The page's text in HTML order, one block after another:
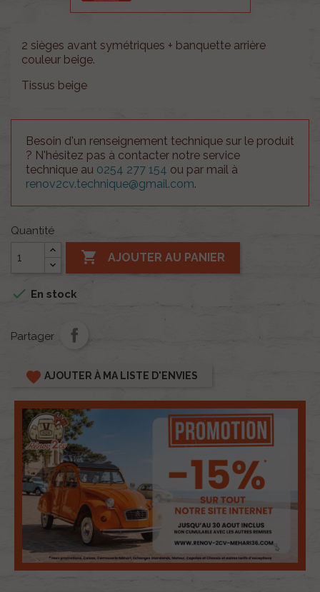
2 sièges avant symétriques + banquette arrière
couleur beige.
Tissus beige
Besoin d'un renseignement technique sur le produit
? N'hésitez pas à contacter notre service
technique au 0254 277 154 ou par mail à
renov2cv.technique@gmail.com.
Quantité
 AJOUTER AU PANIER
 En stock
Partager
favorite AJOUTER À MA LISTE D'ENVIES